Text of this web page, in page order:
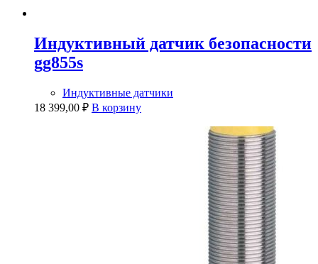
Индуктивный датчик безопасности
gg855s
Индуктивные датчики
18 399,00 ₽ В корзину